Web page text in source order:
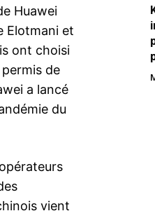
par
déploiement de la
prêts à le remplacer
Huawei
Elotmani et
ont choisi
de
a lancé
du
vient